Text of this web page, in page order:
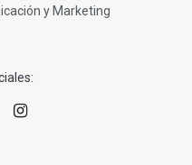
y Marketing